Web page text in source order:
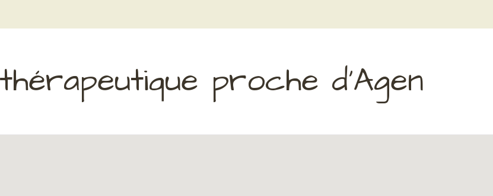
proche d'Agen